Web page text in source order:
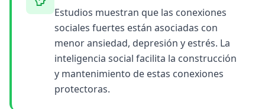
Estudios muestran que las conexiones
sociales fuertes están asociadas con
menor ansiedad, depresión y estrés. La
inteligencia social facilita la construcción
y mantenimiento de estas conexiones
protectoras.